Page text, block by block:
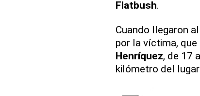
Flatbush.
Cuando llegaron
por la víctima,
Henríquez, de 17
kilómetro del